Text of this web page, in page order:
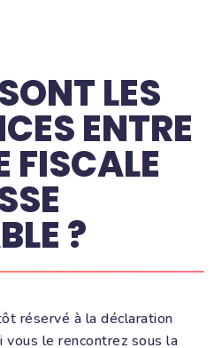
LES
ENTRE
FISCALE
?
réservé à la déclaration
vous le rencontrez sous la